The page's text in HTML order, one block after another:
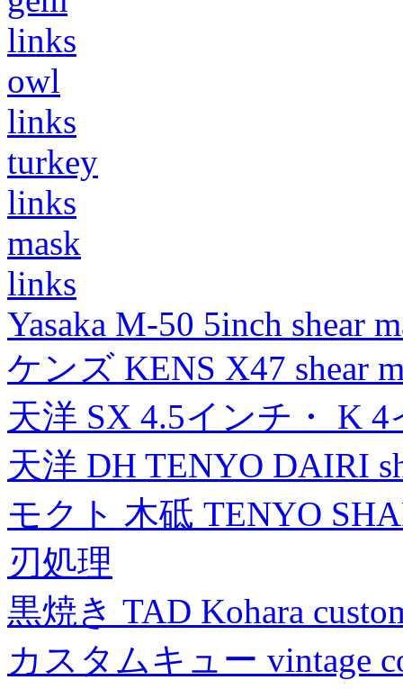
links
owl
links
turkey
links
mask
links
Yasaka M-50 5inch shear
ケンズ KENS X47 shear
天洋 SX 4.5インチ・ K
天洋 DH TENYO DAIRI
モクト 木砥 TENYO
刃処理
黒焼き TAD Kohara
カスタムキュー vintage